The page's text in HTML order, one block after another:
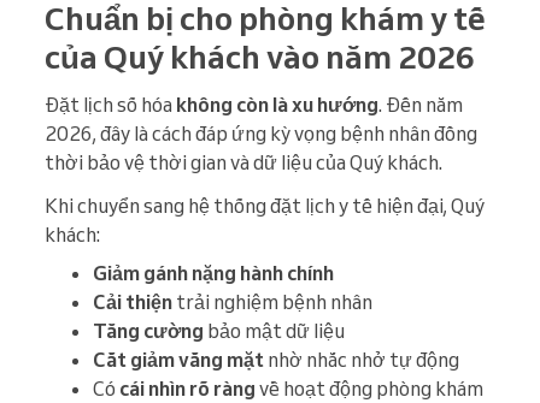
Chuẩn bị cho phòng khám y tế
của Quý khách vào năm 2026
Đặt lịch số hóa không còn là xu hướng. Đến năm
2026, đây là cách đáp ứng kỳ vọng bệnh nhân đồng
thời bảo vệ thời gian và dữ liệu của Quý khách.
Khi chuyển sang hệ thống đặt lịch y tế hiện đại, Quý
khách:
Giảm gánh nặng hành chính
Cải thiện trải nghiệm bệnh nhân
Tăng cường bảo mật dữ liệu
Cắt giảm vắng mặt nhờ nhắc nhở tự động
Có cái nhìn rõ ràng về hoạt động phòng khám